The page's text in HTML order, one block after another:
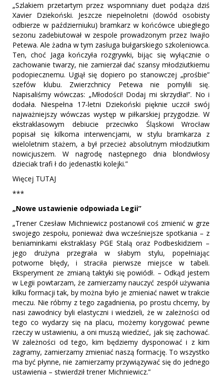
„Szlakiem przetartym przez wspomniany duet podąża dziś
Xavier Dziekoński. Jeszcze niepełnoletni (dowód osobisty
odbierze w październiuku) bramkarz w końcówce ubiegłego
sezonu zadebiutował w zespole prowadzonym przez Iwajło
Petewa. Ale żadna w tym zasługa bułgarskiego szkoleniowca.
Ten, choć Jaga kończyła rozgrywki, bijąc się wyłącznie o
zachowanie twarzy, nie zamierzał dać szansy młodziutkiemu
podopiecznemu. Ugiął się dopiero po stanowczej „prośbie”
szefów klubu. Zwierzchnicy Petewa nie pomylili się.
Napisaliśmy wówczas: „Młodości! Dodaj mi skrzydła!”. No i
dodała. Niespełna 17-letni Dziekoński pięknie uczcił swój
najważniejszy wówczas występ w piłkarskiej przygodzie. W
ekstraklasowym debiucie przeciwko Śląskowi Wrocław
popisał się kilkoma interwencjami, w stylu bramkarza z
wieloletnim stażem, a był przecież absolutnym młodziutkim
nowicjuszem. W nagrodę następnego dnia blondwłosy
dzieciak trafi ł do jedenastki kolejki.”
Więcej TUTAJ
***
„Nowe ustawienie odpowiada Legii”
„Trener Czesław Michniewicz postanowił coś zmienić w grze
swojego zespołu, ponieważ dwa wcześniejsze spotkania – z
beniaminkami ekstraklasy PGE Stalą oraz Podbeskidziem –
jego drużyna przegrała w słabym stylu, popełniając
potworne błędy, i straciła pierwsze miejsce w tabeli.
Eksperyment ze zmianą taktyki się powiódł. – Odkąd jestem
w Legii powtarzam, że zamierzamy nauczyć zespół używania
kilku formacji tak, by można było je zmieniać nawet w trakcie
meczu. Nie róbmy z tego zagadnienia, po prostu chcemy, by
nasi zawodnicy byli elastyczni i wiedzieli, że w zależności od
tego co wydarzy się na placu, możemy korygować pewne
rzeczy w ustawieniu, a oni muszą wiedzieć, jak się zachować.
W zależności od tego, kim będziemy dysponować i z kim
zagramy, zamierzamy zmieniać naszą formację. To wszystko
ma być płynne, nie zamierzamy przywiązywać się do jednego
ustawienia – stwierdził trener Michniewicz.”